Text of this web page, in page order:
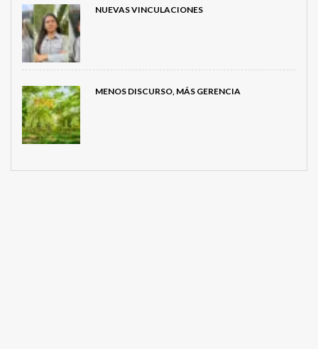
NUEVAS VINCULACIONES
MENOS DISCURSO, MÁS GERENCIA